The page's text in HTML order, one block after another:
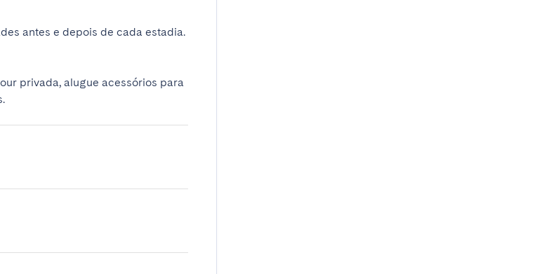
antes e depois de cada estadia.
privada, alugue acessórios para